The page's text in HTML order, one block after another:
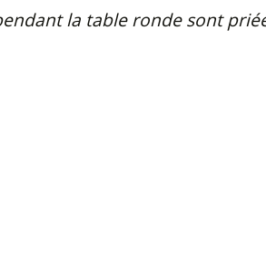
la table ronde sont